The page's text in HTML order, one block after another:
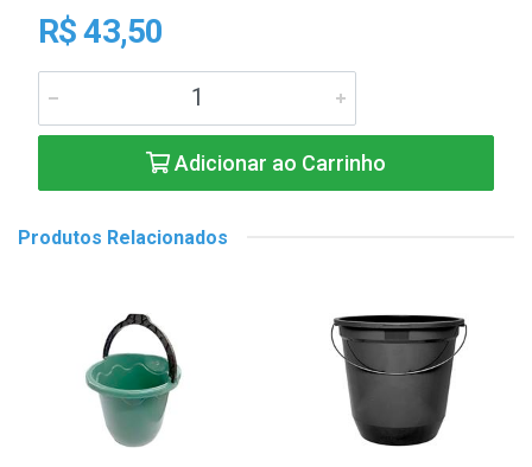
R$ 43,50
Adicionar ao Carrinho
Produtos Relacionados